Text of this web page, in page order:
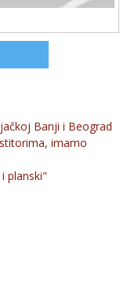
Banji i Beograd
imamo
planski"